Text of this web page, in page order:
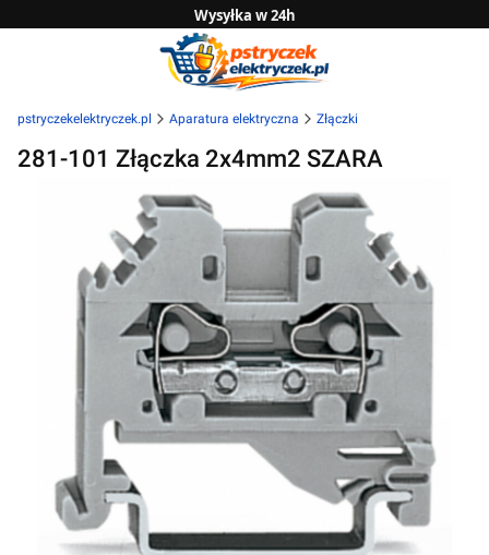
Wysyłka w 24h
Zwrot do 14 dni
Sprawdź naszą ofertę B2B
pstryczekelektryczek.pl Aparatura elektryczna Złączki
281-101 Złączka 2x4mm2 SZARA